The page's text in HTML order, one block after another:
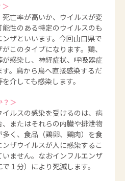
亡率が高いか、ウイルスが変
性のある特定のウイルスのも
ザといいます。今回山口県で
このタイプになります。鶏、
感染し、神経症状、呼吸器症
。鳥から鳥へ直接感染するだ
介しても感染します。
＞
ルスの感染を受けるのは、病
またはそれらの内臓や排泄物
く、食品（鶏卵、鶏肉）を食
ザウイルスが人に感染するこ
ません。なおインフルエンザ
１分）により死滅します。